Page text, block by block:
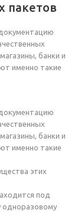
пакетов
банки и
именно такие
банки и
именно такие
этих
под
одноразовому